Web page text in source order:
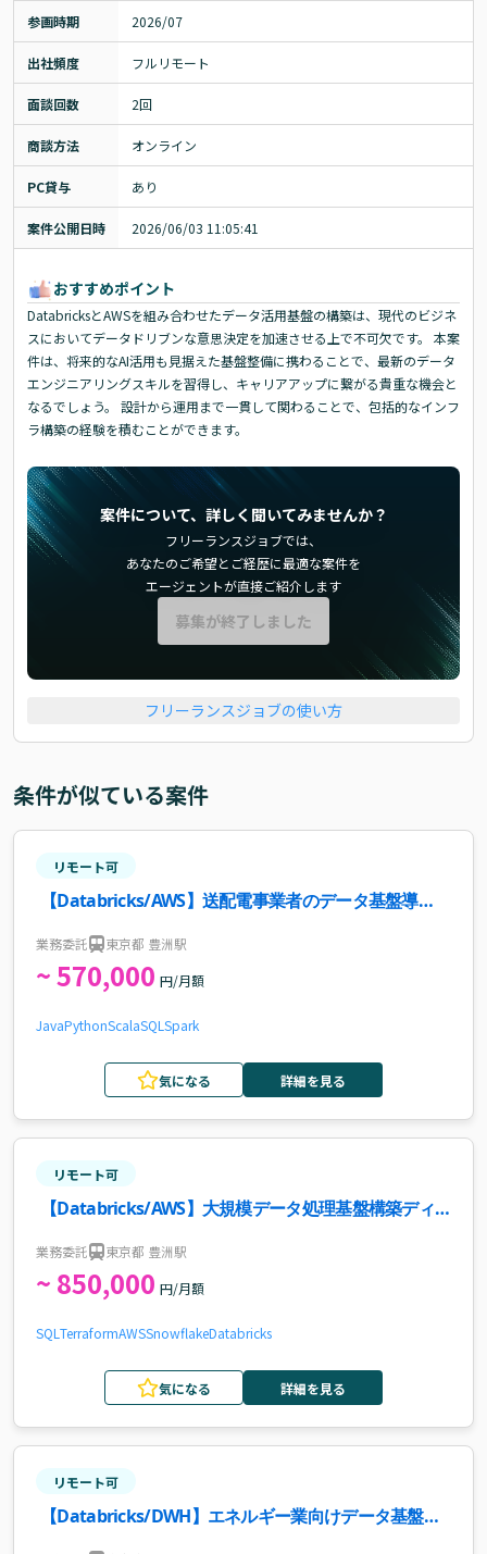
参画時期 2026/07
出社頻度 フルリモート
面談回数 2回
商談方法 オンライン
PC貸与 あり
案件公開日時 2026/06/03 11:05:41
おすすめポイント
DatabricksとAWSを組み合わせたデータ活用基盤の構築は、現代のビジネ
スにおいてデータドリブンな意思決定を加速させる上で不可欠です。 本案
件は、将来的なAI活用も見据えた基盤整備に携わることで、最新のデータ
エンジニアリングスキルを習得し、キャリアアップに繋がる貴重な機会と
なるでしょう。 設計から運用まで一貫して関わることで、包括的なインフ
ラ構築の経験を積むことができます。
案件について、詳しく聞いてみませんか？
フリーランスジョブでは、
あなたのご希望とご経歴に最適な案件を
エージェントが直接ご紹介します
募集が終了しました
フリーランスジョブの使い方
条件が似ている案件
リモート可
【Databricks/AWS】送配電事業者のデータ基盤導
業務委託 東京都 豊洲駅
~ 570,000 円/月額
JavaPythonScalaSQL Spark
気になる 詳細を見る
リモート可
【Databricks/AWS】大規模データ処理基盤構築ディ
業務委託 東京都 豊洲駅
~ 850,000 円/月額
SQL TerraformAWSSnowflakeDatabricks
気になる 詳細を見る
リモート可
【Databricks/DWH】エネルギー業向けデータ基盤構